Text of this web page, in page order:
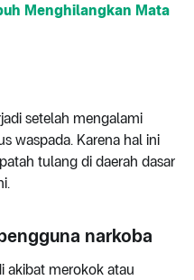
Menghilangkan Mata
setelah mengalami
waspada. Karena hal ini
tulang di daerah dasar
narkoba
akibat merokok atau